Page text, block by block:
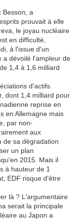
Besson, a
prouvait à elle
le joyau nucléaire
en difficulté,
à l'issue d'un
a dévoilé l'ampleur de
1,4 à 1,6 milliard
d'actifs.
dont 1,4 milliard pour
reprise en
en Allemagne mais
par non-
aux
de sa dégradation
un plan
2015. Mais il
à hauteur de 1
EDF risque d'être
là ? L'argumentaire
serait la principale
au Japon a